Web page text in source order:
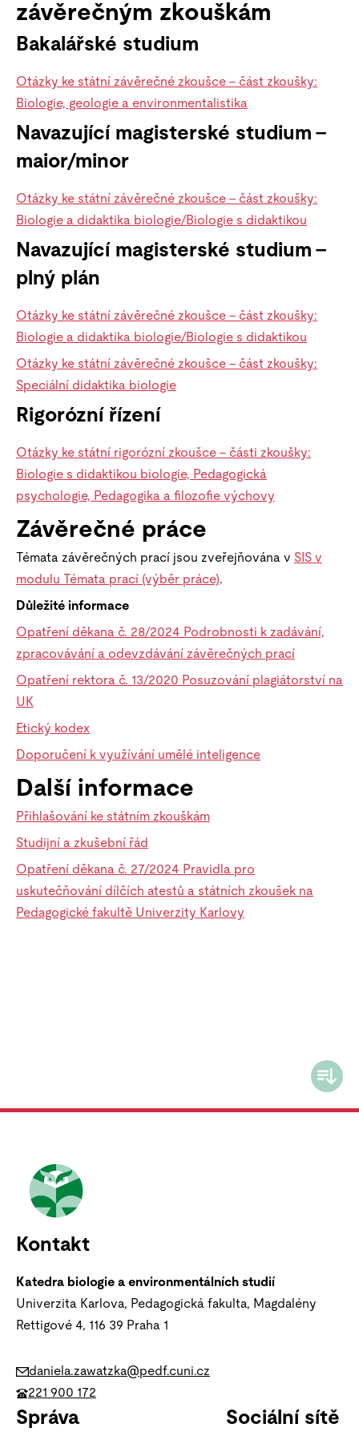
závěrečným zkouškám
Bakalářské studium
Otázky ke státní závěrečné zkoušce – část zkoušky:
Biologie, geologie a environmentalistika
Navazující magisterské studium –
maior/minor
Otázky ke státní závěrečné zkoušce – část zkoušky:
Biologie a didaktika biologie/Biologie s didaktikou
Navazující magisterské studium –
plný plán
Otázky ke státní závěrečné zkoušce – část zkoušky:
Biologie a didaktika biologie/Biologie s didaktikou
Otázky ke státní závěrečné zkoušce – část zkoušky:
Speciální didaktika biologie
Rigorózní řízení
Otázky ke státní rigorózní zkoušce – části zkoušky:
Biologie s didaktikou biologie, Pedagogická
psychologie, Pedagogika a filozofie výchovy
Závěrečné práce
Témata závěrečných prací jsou zveřejňována v SIS v
modulu Témata prací (výběr práce).
Důležité informace
Opatření děkana č. 28/2024 Podrobnosti k zadávání,
zpracovávání a odevzdávání závěrečných prací
Opatření rektora č. 13/2020 Posuzování plagiátorství na
UK
Etický kodex
Doporučení k využívání umělé inteligence
Další informace
Přihlašování ke státním zkouškám
Studijní a zkušební řád
Opatření děkana č. 27/2024 Pravidla pro
uskutečňování dílčích atestů a státních zkoušek na
Pedagogické fakultě Univerzity Karlovy
Kontakt
Katedra biologie a environmentálních studií
Univerzita Karlova, Pedagogická fakulta, Magdalény
Rettigové 4, 116 39 Praha 1
daniela.zawatzka@pedf.cuni.cz
221 900 172
Správa Sociální sítě